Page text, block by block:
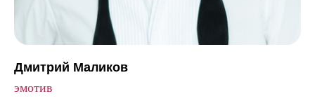
Дмитрий Маликов
эмотив